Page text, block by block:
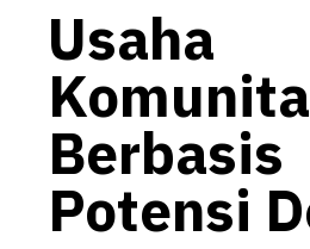
Usaha
Berbasis
Potensi